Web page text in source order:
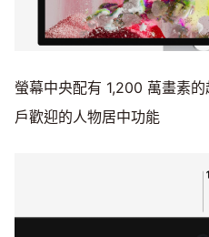
螢幕中央配有 1,200 萬畫素
戶歡迎的人物居中功能